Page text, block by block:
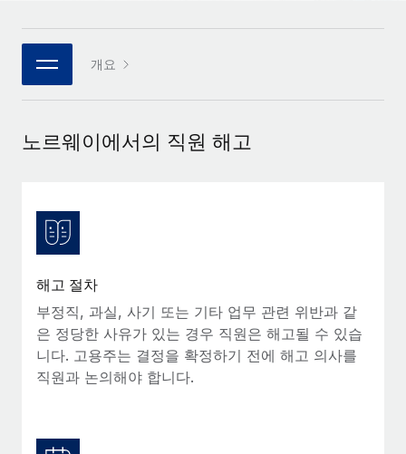
통합
핵심 비즈니스 도구로 프로세스를 간소화
전문가 상담
신원 조사
채용 후보자 심사 프로세스 간소화
Compliance Watchtower
기기 관리
전 세계 IT 장비 제공 및 추적 관리
플랫폼에 글로벌 HR을 유연하게 통합
Remote와의 파트너십 기회 탐색
Remote Build 곧 제공 예정
사례 연구
이벤트
급여 및 인재 인사이트
모든 리소스 보기
글로벌 급여
EOR 및 PEO
세금
한국어
개요
노르웨이에서의 직원 해고
해고 절차
부정직, 과실, 사기 또는 기타 업무 관련 위반과 같
은 정당한 사유가 있는 경우 직원은 해고될 수 있습
니다. 고용주는 결정을 확정하기 전에 해고 의사를
직원과 논의해야 합니다.